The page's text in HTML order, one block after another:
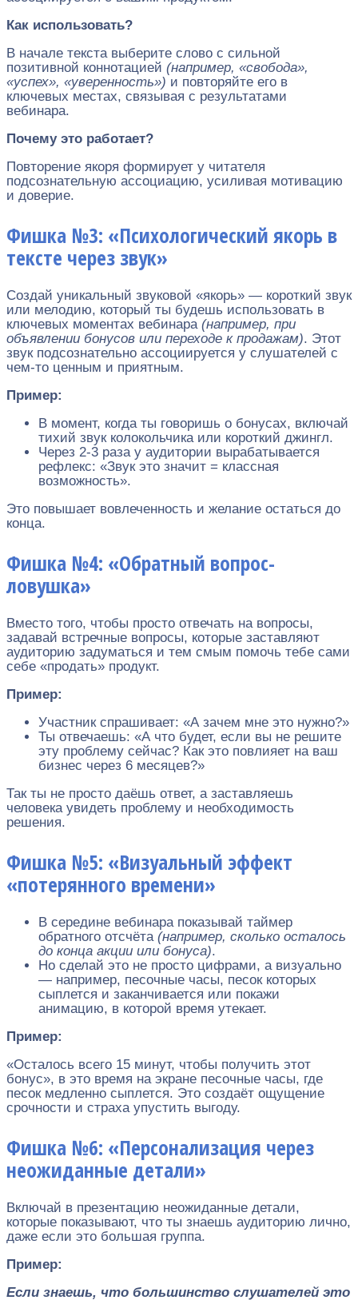
Как использовать?
В начале текста выберите слово с сильной
позитивной коннотацией (например, «свобода»,
«успех», «уверенность») и повторяйте его в
ключевых местах, связывая с результатами
вебинара.
Почему это работает?
Повторение якоря формирует у читателя
подсознательную ассоциацию, усиливая мотивацию
и доверие.
Фишка №3: «Психологический якорь в
тексте через звук»
Создай уникальный звуковой «якорь» — короткий звук
или мелодию, который ты будешь использовать в
ключевых моментах вебинара (например, при
объявлении бонусов или переходе к продажам). Этот
звук подсознательно ассоциируется у слушателей с
чем-то ценным и приятным.
Пример:
В момент, когда ты говоришь о бонусах, включай
тихий звук колокольчика или короткий джингл.
Через 2-3 раза у аудитории вырабатывается
рефлекс: «Звук это значит = классная
возможность».
Это повышает вовлеченность и желание остаться до
конца.
Фишка №4: «Обратный вопрос-
ловушка»
Вместо того, чтобы просто отвечать на вопросы,
задавай встречные вопросы, которые заставляют
аудиторию задуматься и тем смым помочь тебе сами
себе «продать» продукт.
Пример:
Участник спрашивает: «А зачем мне это нужно?»
Ты отвечаешь: «А что будет, если вы не решите
эту проблему сейчас? Как это повлияет на ваш
бизнес через 6 месяцев?»
Так ты не просто даёшь ответ, а заставляешь
человека увидеть проблему и необходимость
решения.
Фишка №5: «Визуальный эффект
«потерянного времени»
В середине вебинара показывай таймер
обратного отсчёта(например, сколько осталось
до конца акции или бонуса).
Но сделай это не просто цифрами, а визуально
— например, песочные часы, песок которых
сыплется и заканчивается или покажи
анимацию, в которой время утекает.
Пример:
«Осталось всего 15 минут, чтобы получить этот
бонус», в это время на экране песочные часы, где
песок медленно сыплется. Это создаёт ощущение
срочности и страха упустить выгоду.
Фишка №6: «Персонализация через
неожиданные детали»
Включай в презентацию неожиданные детали,
которые показывают, что ты знаешь аудиторию лично,
даже если это большая группа.
Пример:
Если знаешь, что большинство слушателей это